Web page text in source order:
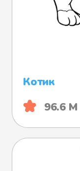
Котик
96.6 М